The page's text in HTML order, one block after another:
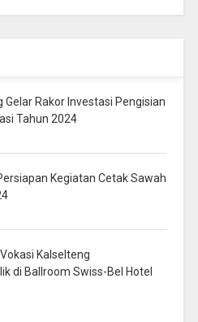
Gelar Rakor Investasi Pengisian
Tahun 2024
Kegiatan Cetak Sawah
Kalselteng
di Ballroom Swiss-Bel Hotel